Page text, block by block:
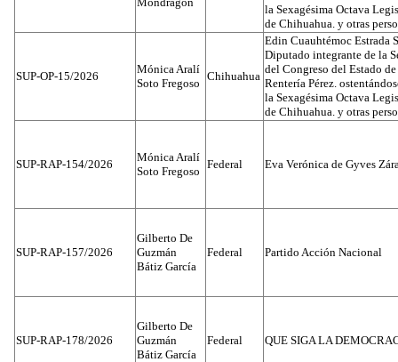
la Sexagésima Octava
de Chihuahua. y otras
SUP-OP-15/2026
Mónica Aralí
Soto Fregoso
Chihuahua
Edin Cuauhtémoc Estrada
Diputado integrante de la
del Congreso del Estado
Rentería Pérez.
la Sexagésima Octava
de Chihuahua. y otras
SUP-RAP-154/2026
Mónica Aralí
Soto Fregoso
Federal Eva Verónica de Gyves
SUP-RAP-157/2026
Gilberto De
Guzmán
Bátiz García
Federal Partido Acción Nacional
SUP-RAP-178/2026
Gilberto De
Guzmán
Bátiz García
Federal QUE SIGA LA